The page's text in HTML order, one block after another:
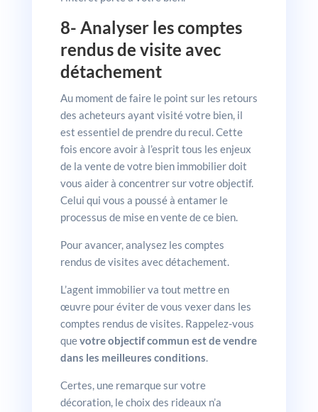
8- Analyser les comptes
rendus de visite avec
détachement
Au moment de faire le point sur les retours
des acheteurs ayant visité votre bien, il
est essentiel de prendre du recul. Cette
fois encore avoir à l’esprit tous les enjeux
de la vente de votre bien immobilier doit
vous aider à concentrer sur votre objectif.
Celui qui vous a poussé à entamer le
processus de mise en vente de ce bien.
Pour avancer, analysez les comptes
rendus de visites avec détachement.
L’agent immobilier va tout mettre en
œuvre pour éviter de vous vexer dans les
comptes rendus de visites. Rappelez-vous
quevotre objectif commun est de vendre
dans les meilleures conditions.
Certes, une remarque sur votre
décoration, le choix des rideaux n’a